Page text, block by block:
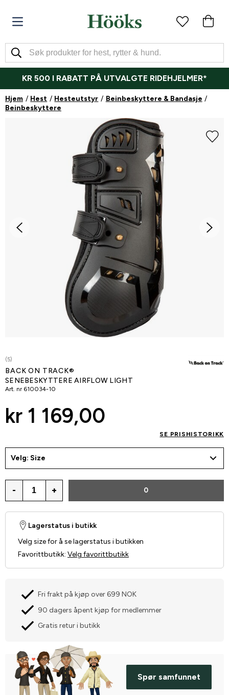
KR 500 I RABATT PÅ UTVALGTE RIDEHJELMER*
Hjem Hest Hesteutstyr
Beinbeskyttere & Bandasje
Beinbeskyttere
(5)
BACK ON TRACK®
SENEBESKYTTERE AIRFLOW LIGHT
Art. nr 610034-10
kr 1 169,00
SE PRISHISTORIKK
Velg: Size
- + 0
Lagerstatus i butikk
Velg size for å se lagerstatus i butikken
Favorittbutikk: Velg favorittbutikk
Fri frakt på kjøp over 699 NOK
90 dagers åpent kjøp for medlemmer
Gratis retur i butikk
Spør samfunnet